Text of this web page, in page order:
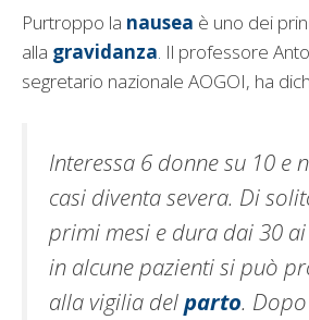
Purtroppo la nausea è uno dei
alla gravidanza. Il professore
segretario nazionale AOGOI, ha
Interessa 6 donne su 10 e
casi diventa severa. Di
primi mesi e dura dai 30
in alcune pazienti si può
alla vigilia delparto.